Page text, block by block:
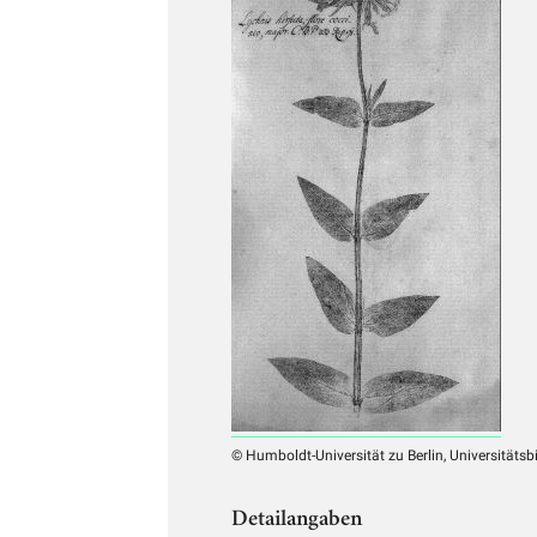
© Humboldt-Universität zu Berlin,
Detailangaben